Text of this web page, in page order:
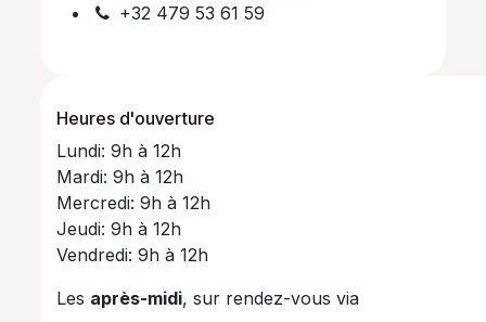
+32 479 53 61 59
Heures d'ouverture
Lundi: 9h à 12h
Mardi: 9h à 12h
Mercredi: 9h à 12h
Jeudi: 9h à 12h
Vendredi: 9h à 12h
Les après-midi, sur rendez-vous via